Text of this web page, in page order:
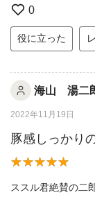
0
役に立った
海山 湯二
2022年11月19日
豚感しっかり
ススル君絶賛の二